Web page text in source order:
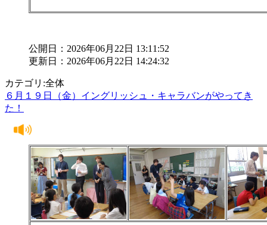
公開日：2026年06月22日 13:11:52
更新日：2026年06月22日 14:24:32
カテゴリ:全体
６月１９日（金）イングリッシュ・キャラバンがやってき
た！